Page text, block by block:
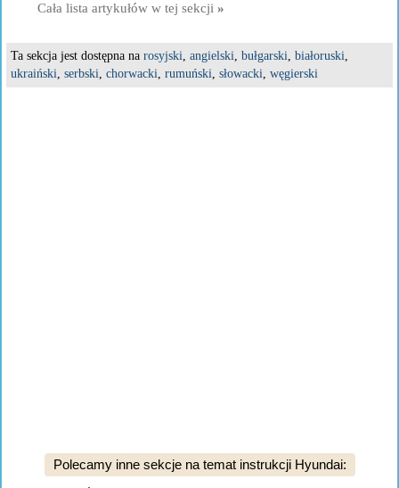
Cała lista artykułów w tej sekcji »
Ta sekcja jest dostępna na rosyjski, angielski, bułgarski, białoruski,
ukraiński, serbski, chorwacki, rumuński, słowacki, węgierski
Polecamy inne sekcje na temat instrukcji Hyundai: